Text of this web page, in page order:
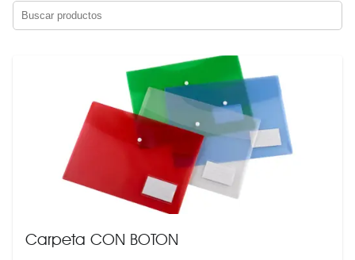
Carpeta CON BOTON